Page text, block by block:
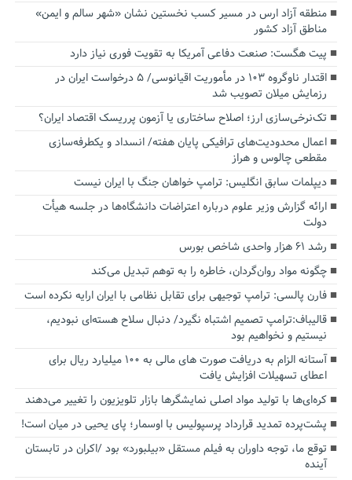
منطقه آزاد ارس در مسیر کسب نخستین نشان «شهر سالم و ایمن»
مناطق آزاد کشور
پیت هگست: صنعت دفاعی آمریکا به تقویت فوری نیاز دارد
اقتدار ناوگروه ۱۰۳ در مأموریت‌ اقیانوسی/ ۵ درخواست ایران در
رزمایش میلان تصویب شد
تک‌نرخی‌سازی ارز؛ اصلاح ساختاری یا آزمون پرریسک اقتصاد ایران؟
اعمال محدودیت‌های ترافیکی پایان هفته/ انسداد و یکطرفه‌سازی
مقطعی چالوس و هراز
دیپلمات سابق انگلیس:‌ ترامپ خواهان جنگ با ایران نیست
ارائه گزارش وزیر علوم درباره اعتراضات دانشگاه‌ها در جلسه هیأت
دولت
رشد ۶۱ هزار واحدی شاخص بورس
چگونه مواد روان‌گردان، خاطره را به توهم تبدیل می‌کند
فارن پالسی: ترامپ توجیهی برای تقابل نظامی با ایران ارایه نکرده است
قالیباف:ترامپ تصمیم اشتباه نگیرد/ دنبال سلاح هسته‌ای نبودیم،
نیستیم و نخواهیم بود
آستانه الزام به دریافت صورت های مالی به ۱۰۰ میلیارد ریال برای
اعطای تسهیلات افزایش یافت
کره‌ای‌ها با تولید مواد اصلی نمایشگرها بازار تلویزیون را تغییر می‌دهند
پشت‌پرده تمدید قرارداد پرسپولیس با اوسمار؛ پای یحیی در میان است!
توقع ما، توجه داوران به فیلم مستقل «بیلبورد» بود /اکران در تابستان
آینده